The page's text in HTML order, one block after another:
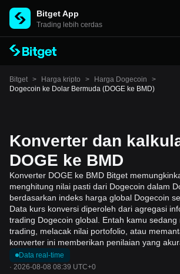
Bitget App
Trading lebih cerdas
Bitget > Harga kripto > Harga Dogecoin
>
Dogecoin ke Dolar Bermuda (DOGE ke BMD)
Konverter dan
DOGE ke BMD
Konverter DOGE ke BMD Bitget
menghitung nilai pasti dari Dogecoin dalam
berdasarkan indeks harga global Dogecoin
Data kurs konversi diperoleh dari agregasi
trading Dogecoin global. Entah kamu sedang
trading, melacak nilai portofolio, atau
konverter ini memberikan penilaian yang
Data real-time
· 2026-08-08 08:39 UTC+0